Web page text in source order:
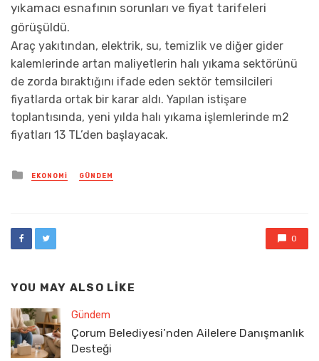
yıkamacı esnafının sorunları ve fiyat tarifeleri
görüşüldü.
Araç yakıtından, elektrik, su, temizlik ve diğer gider
kalemlerinde artan maliyetlerin halı yıkama sektörünü
de zorda bıraktığını ifade eden sektör temsilcileri
fiyatlarda ortak bir karar aldı. Yapılan istişare
toplantısında, yeni yılda halı yıkama işlemlerinde m2
fiyatları 13 TL’den başlayacak.
Posted
in
EKONOMI GÜNDEM
0
YOU MAY ALSO LIKE
Gündem
Çorum Belediyesi’nden Ailelere Danışmanlık
Desteği